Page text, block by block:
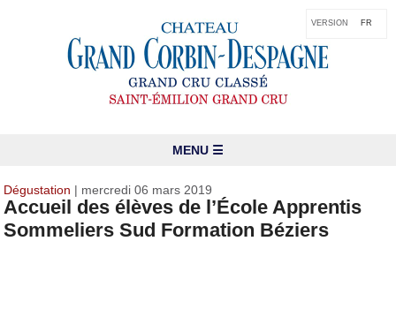
VERSION FR
MENU ☰
Dégustation | mercredi 06 mars 2019
Accueil des élèves de l’École Apprentis
Sommeliers Sud Formation Béziers